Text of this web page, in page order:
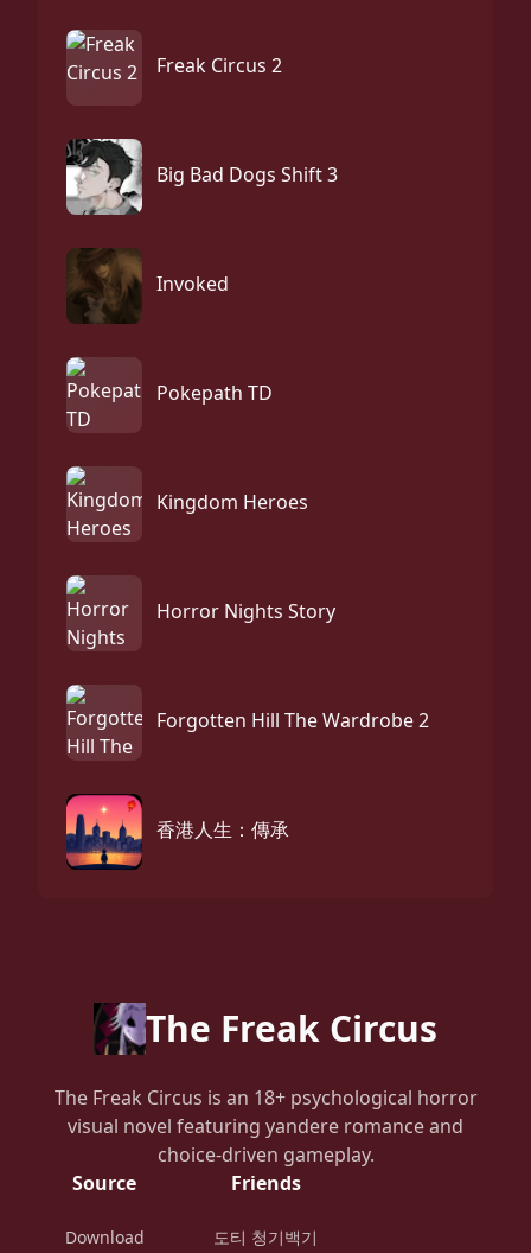
Freak Circus 2
Big Bad Dogs Shift 3
Invoked
Pokepath TD
Kingdom Heroes
Horror Nights Story
Forgotten Hill The Wardrobe 2
香港人生：傳承
The Freak Circus
The Freak Circus is an 18+ psychological horror
visual novel featuring yandere romance and
choice-driven gameplay.
Source
Download
Friends
도티 청기백기